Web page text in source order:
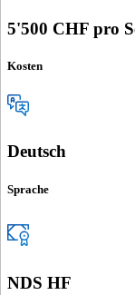
5'500 CHF pro
Kosten
Deutsch
Sprache
NDS HF